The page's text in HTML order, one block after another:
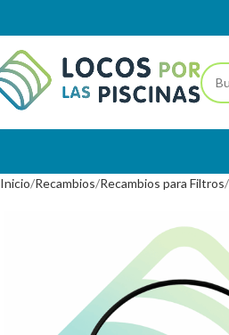
Inicio Recambios Recambios para Filtros